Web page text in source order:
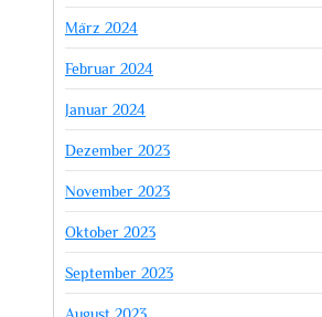
März 2024
Februar 2024
Januar 2024
Dezember 2023
November 2023
Oktober 2023
September 2023